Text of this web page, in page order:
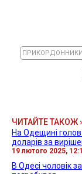
ПРИКОРДОННИКИ
ЧИТАЙТЕ ТАКОЖ
На Одещині
доларів за
19 лютого 2025,
В Одесі чоловік